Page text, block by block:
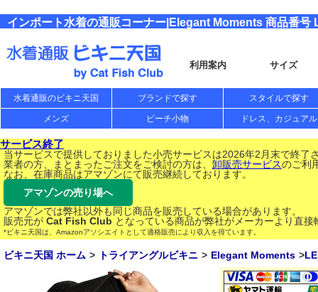
インポート水着の通販コーナー|Elegant Moments 商品番号
利用案内 サイズ
水着通販のビキニ天国 ブランドで探す スタイルで探す
メンズ ビーチ小物 ドレス、カジュアル
サービス終了
当サービスで提供しておりました小売サービスは2026年2月末で終了
業者の方、まとまったご注文をご検討の方は、 卸販売サービスのご利
なお、在庫商品はアマゾンにて販売継続しております。
アマゾンの売り場へ
アマゾンでは弊社以外も同じ商品を販売している場合があります。
販売元が Cat Fish Club となっている商品が弊社がメーカーより直
*ビキニ天国は、Amazonアソシエイトとして適格販売により収入を得ています。
ビキニ天国 ホーム トライアングルビキニ Elegant Moments